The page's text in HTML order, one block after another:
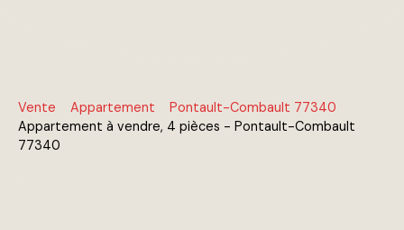
Vente Appartement
Pontault-Combault 77340
Appartement à vendre, 4 pièces - Pontault-Combault
77340